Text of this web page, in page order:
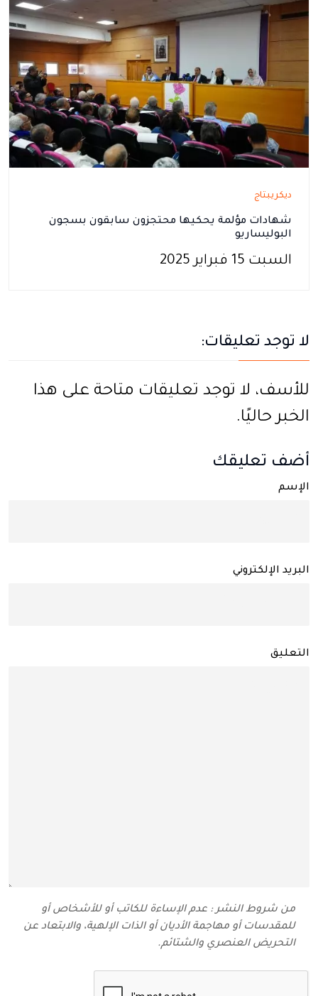
ديكريبتاج
شهادات مؤلمة يحكيها محتجزون سابقون بسجون
البوليساريو
السبت 15 فبراير 2025
لا توجد تعليقات:
للأسف، لا توجد تعليقات متاحة على هذا
الخبر حاليًا.
أضف تعليقك
الإسم
البريد الإلكتروني
التعليق
من شروط النشر : عدم الإساءة للكاتب أو للأشخاص أو
للمقدسات أو مهاجمة الأديان أو الذات الإلهية، والابتعاد عن
التحريض العنصري والشتائم‬.